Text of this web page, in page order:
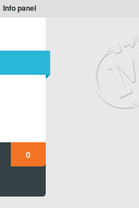
Info panel
0